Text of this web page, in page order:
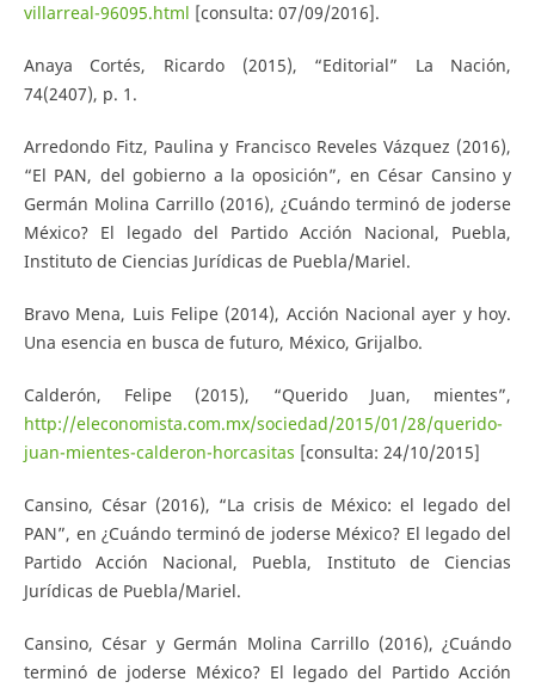
villarreal-96095.html [consulta: 07/09/2016].
Anaya Cortés, Ricardo (2015), “Editorial” La Nación,
74(2407), p. 1.
Arredondo Fitz, Paulina y Francisco Reveles Vázquez (2016),
“El PAN, del gobierno a la oposición”, en César Cansino y
Germán Molina Carrillo (2016), ¿Cuándo terminó de joderse
México? El legado del Partido Acción Nacional, Puebla,
Instituto de Ciencias Jurídicas de Puebla/Mariel.
Bravo Mena, Luis Felipe (2014), Acción Nacional ayer y hoy.
Una esencia en busca de futuro, México, Grijalbo.
Calderón, Felipe (2015), “Querido Juan, mientes”,
http://eleconomista.com.mx/sociedad/2015/01/28/querido-
juan-mientes-calderon-horcasitas [consulta: 24/10/2015]
Cansino, César (2016), “La crisis de México: el legado del
PAN”, en ¿Cuándo terminó de joderse México? El legado del
Partido Acción Nacional, Puebla, Instituto de Ciencias
Jurídicas de Puebla/Mariel.
Cansino, César y Germán Molina Carrillo (2016), ¿Cuándo
terminó de joderse México? El legado del Partido Acción